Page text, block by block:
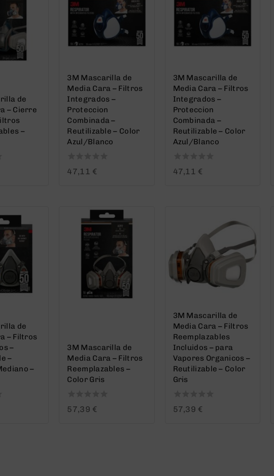
de
– Cierre
–
3M Mascarilla de
Media Cara – Filtros
Integrados –
Proteccion
Combinada –
Reutilizable – Color
Azul/Blanco
0
47,11 €
3M Mascarilla de
Media Cara – Filtros
Integrados –
Proteccion
Combinada –
Reutilizable – Color
Azul/Blanco
0
47,11 €
de
– Filtros
–
–
–
3M Mascarilla de
Media Cara – Filtros
Reemplazables –
Color Gris
0
57,39 €
3M Mascarilla de
Media Cara – Filtros
Reemplazables
Incluidos – para
Vapores Organicos –
Reutilizable – Color
Gris
0
57,39 €